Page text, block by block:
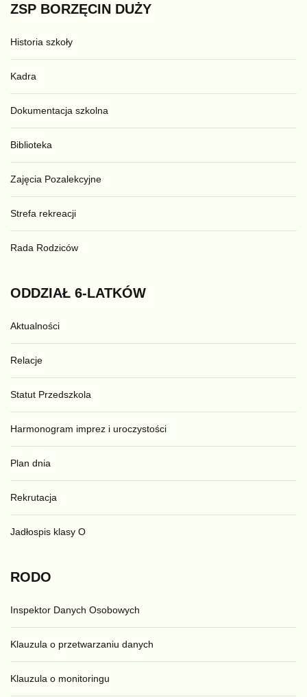
ZSP BORZĘCIN DUŻY
Historia szkoły
Kadra
Dokumentacja szkolna
Biblioteka
Zajęcia Pozalekcyjne
Strefa rekreacji
Rada Rodziców
ODDZIAŁ 6-LATKÓW
Aktualności
Relacje
Statut Przedszkola
Harmonogram imprez i uroczystości
Plan dnia
Rekrutacja
Jadłospis klasy O
RODO
Inspektor Danych Osobowych
Klauzula o przetwarzaniu danych
Klauzula o monitoringu